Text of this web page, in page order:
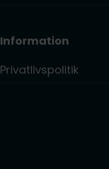
Information
Privatlivspolitik